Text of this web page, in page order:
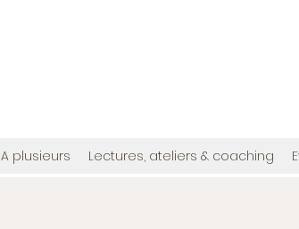
A plusieurs Lectures, ateliers & coaching